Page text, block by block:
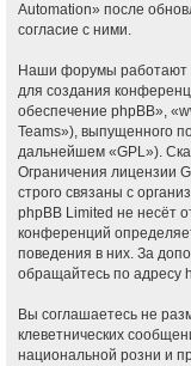
Automation» после
согласие с ними.
Наши форумы работают
для создания
обеспечение phpBB»,
Teams»), выпущенного
дальнейшем «GPL»).
Ограничения лицензии
строго связаны с
phpBB Limited не несёт
конференций
поведения в них. За
обращайтесь по адресу
Вы соглашаетесь не
клеветнических
национальной розни и